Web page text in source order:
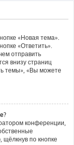
«Новая тема».
«Ответить».
отправить
внизу страниц
темы», «Вы можете
конференции,
по кнопке